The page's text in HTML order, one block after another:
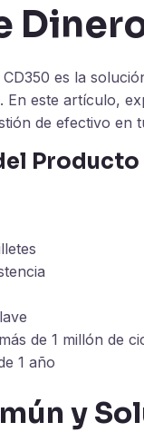
es la
En este artículo,
de efectivo en
Producto
de 1 millón de
1 año
y